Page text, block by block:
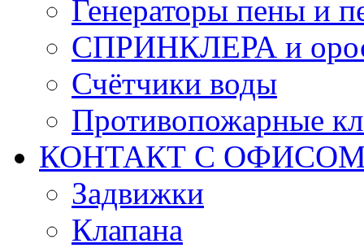
Генераторы пены и
СПРИНКЛЕРА и
Счётчики воды
Противопожарные
КОНТАКТ С ОФИСОМ
Задвижки
Клапана